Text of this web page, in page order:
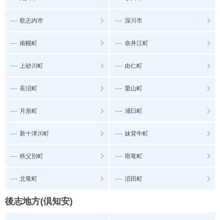
--- 歌志内市 --- 深川市
--- 南幌町 --- 奈井江町
--- 上砂川町 --- 由仁町
--- 長沼町 --- 栗山町
--- 月形町 --- 浦臼町
--- 新十津川町 --- 妹背牛町
--- 秩父別町 --- 雨竜町
--- 北竜町 --- 沼田町
後志地方(倶知安)